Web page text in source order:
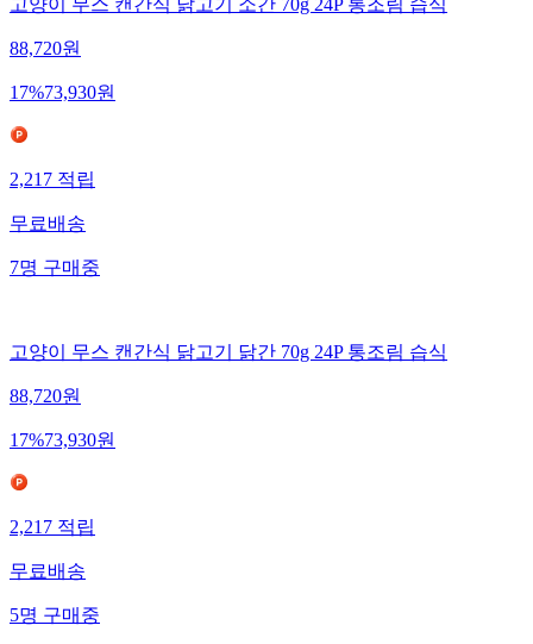
고양이 무스 캔간식 닭고기 소간 70g 24P 통조림 습식
88,720원
17%73,930원
2,217적립
무료배송
7명구매중
고양이 무스 캔간식 닭고기 닭간 70g 24P 통조림 습식
88,720원
17%73,930원
2,217적립
무료배송
5명구매중